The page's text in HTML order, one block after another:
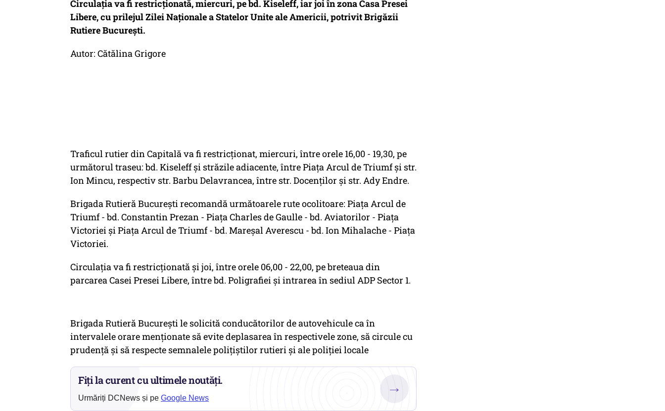
Circulaţia va fi restricţionată, miercuri, pe bd. Kiseleff, iar joi în zona Casa Presei
Libere, cu prilejul Zilei Naţionale a Statelor Unite ale Americii, potrivit Brigăzii
Rutiere Bucureşti.
Autor: Cătălina Grigore
Traficul rutier din Capitală va fi restricţionat, miercuri, între orele 16,00 - 19,30, pe
următorul traseu: bd. Kiseleff şi străzile adiacente, între Piaţa Arcul de Triumf şi str.
Ion Mincu, respectiv str. Barbu Delavrancea, între str. Docenţilor şi str. Ady Endre.
Brigada Rutieră Bucureşti recomandă următoarele rute ocolitoare: Piaţa Arcul de
Triumf - bd. Constantin Prezan - Piaţa Charles de Gaulle - bd. Aviatorilor - Piaţa
Victoriei şi Piaţa Arcul de Triumf - bd. Mareşal Averescu - bd. Ion Mihalache - Piaţa
Victoriei.
Circulaţia va fi restricţionată și joi, între orele 06,00 - 22,00, pe breteaua din
parcarea Casei Presei Libere, între bd. Poligrafiei şi intrarea în sediul ADP Sector 1.
Brigada Rutieră Bucureşti le solicită conducătorilor de autovehicule ca în
intervalele orare menţionate să evite deplasarea în respectivele zone, să circule cu
prudenţă şi să respecte semnalele poliţiştilor rutieri şi ale poliţiei locale
Fiți la curent cu ultimele noutăți.
Urmăriți DCNews și pe Google News
→